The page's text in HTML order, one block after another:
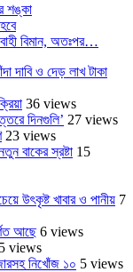
শঙ্কা
বিমান, অতঃপর…
দাবি ও দেড় লাখ টাকা
36 views
দিনগুলি’ 27 views
23 views
বাকের স্রষ্টা 15
উৎকৃষ্ট খাবার ও পানীয় 7
আছে 6 views
5 views
নিখোঁজ ১০ 5 views